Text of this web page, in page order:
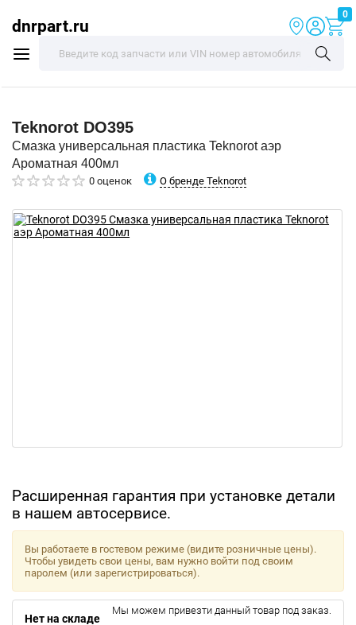
dnrpart.ru
0
Teknorot DO395
Смазка универсальная пластика Teknorot аэр
Ароматная 400мл
0 оценок О бренде Teknorot
Расширенная гарантия при установке детали
в нашем автосервисе.
Вы работаете в гостевом режиме (видите розничные цены).
Чтобы увидеть свои цены, вам нужно войти под своим
паролем (или зарегистрироваться).
Нет на складе
Мы можем привезти данный товар под заказ.